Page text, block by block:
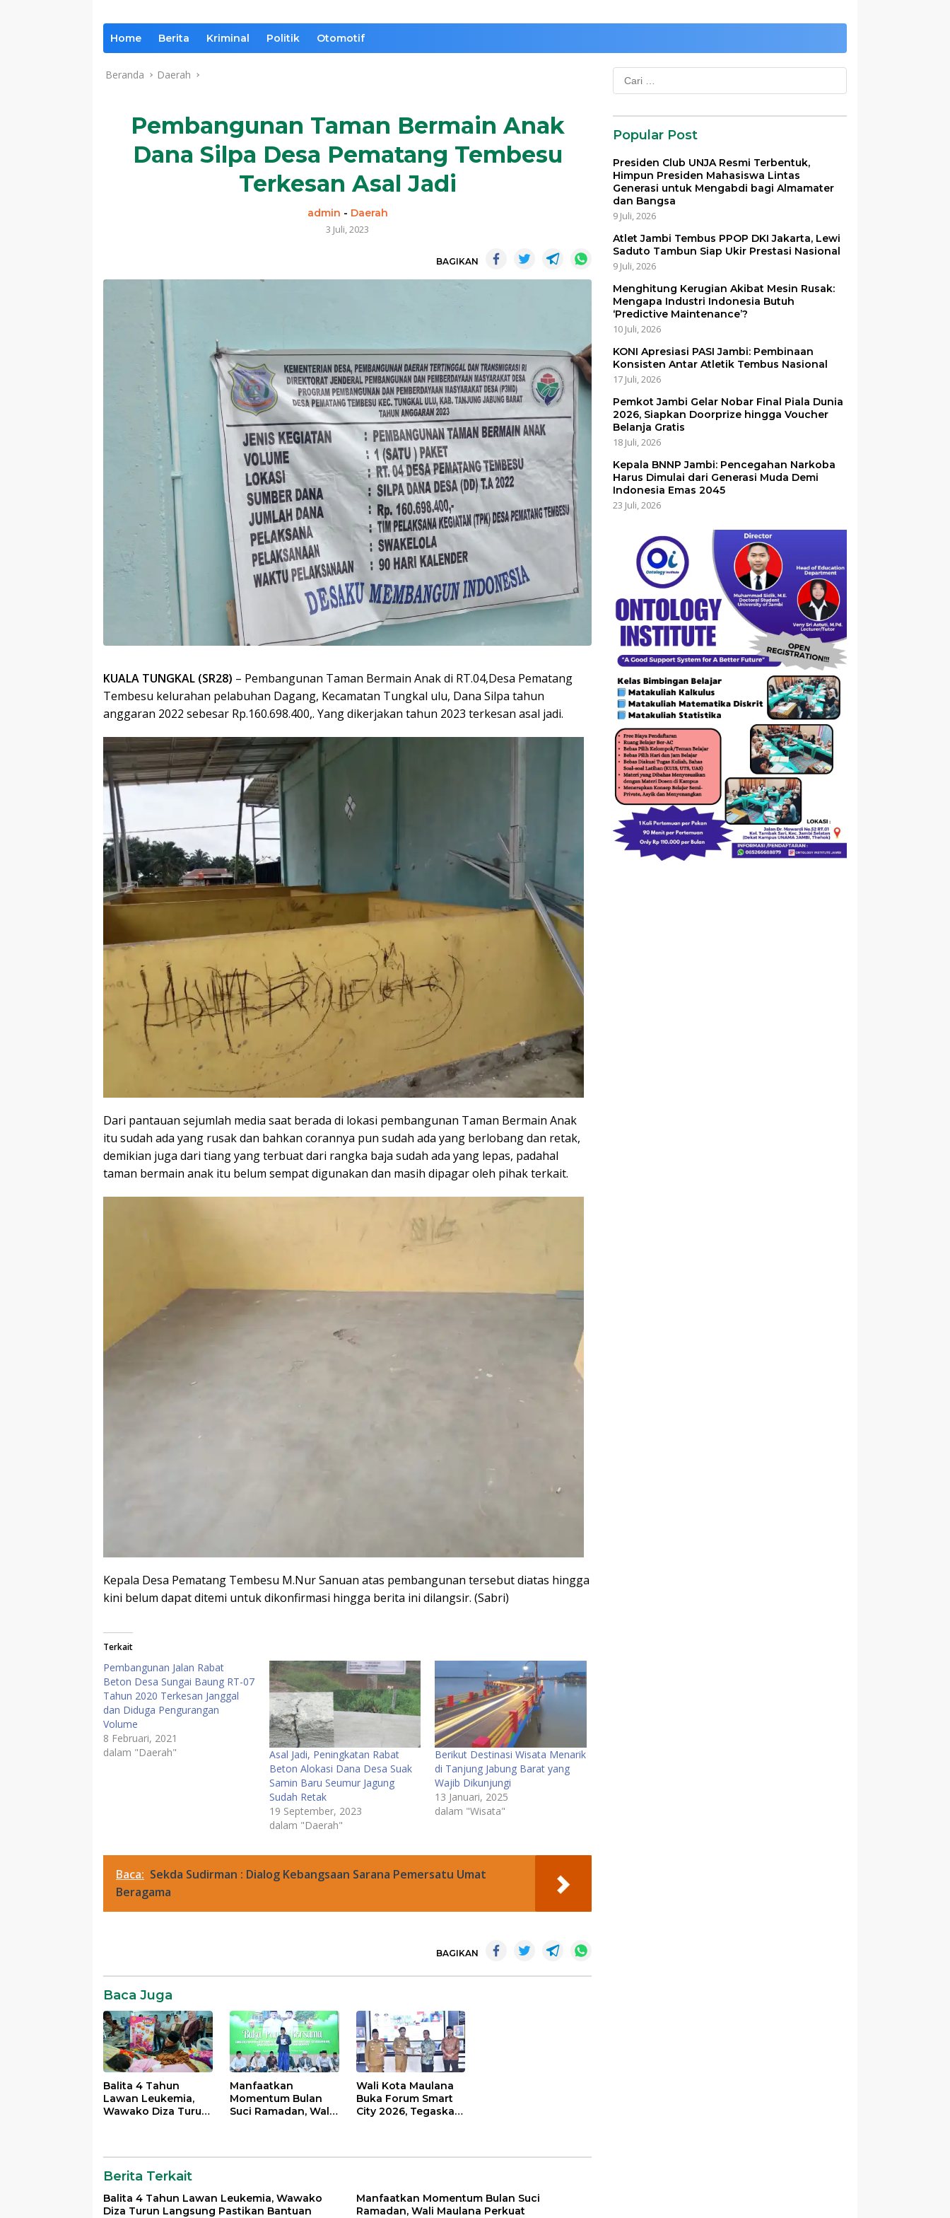
Home Berita Kriminal Politik Otomotif
Beranda Daerah
Pembangunan Taman Bermain Anak
Dana Silpa Desa Pematang Tembesu
Terkesan Asal Jadi
admin - Daerah
3 Juli, 2023
BAGIKAN
KUALA TUNGKAL (SR28) – Pembangunan Taman Bermain Anak di RT.04,Desa Pematang
Tembesu kelurahan pelabuhan Dagang, Kecamatan Tungkal ulu, Dana Silpa tahun
anggaran 2022 sebesar Rp.160.698.400,. Yang dikerjakan tahun 2023 terkesan asal jadi.
Dari pantauan sejumlah media saat berada di lokasi pembangunan Taman Bermain Anak
itu sudah ada yang rusak dan bahkan corannya pun sudah ada yang berlobang dan retak,
demikian juga dari tiang yang terbuat dari rangka baja sudah ada yang lepas, padahal
taman bermain anak itu belum sempat digunakan dan masih dipagar oleh pihak terkait.
Kepala Desa Pematang Tembesu M.Nur Sanuan atas pembangunan tersebut diatas hingga
kini belum dapat ditemi untuk dikonfirmasi hingga berita ini dilangsir. (Sabri)
Terkait
Pembangunan Jalan Rabat
Beton Desa Sungai Baung RT-07
Tahun 2020 Terkesan Janggal
dan Diduga Pengurangan
Volume
8 Februari, 2021
dalam "Daerah"
Asal Jadi, Peningkatan Rabat
Beton Alokasi Dana Desa Suak
Samin Baru Seumur Jagung
Sudah Retak
19 September, 2023
dalam "Daerah"
Berikut Destinasi Wisata Menarik
di Tanjung Jabung Barat yang
Wajib Dikunjungi
13 Januari, 2025
dalam "Wisata"
Baca: Sekda Sudirman : Dialog Kebangsaan Sarana Pemersatu Umat
Beragama
SR28
BAGIKAN
Baca Juga
Balita 4 Tahun
Lawan Leukemia,
Wawako Diza Turun
Manfaatkan
Momentum Bulan
Suci Ramadan, Wali
Masyarakat
Wali Kota Maulana
Buka Forum Smart
City 2026, Tegaskan
di Kota Jambi
Berita Terkait
Balita 4 Tahun Lawan Leukemia, Wawako
Diza Turun Langsung Pastikan Bantuan
Manfaatkan Momentum Bulan Suci
Ramadan, Wali Maulana Perkuat
Cari
untuk:
Popular Post
Presiden Club UNJA Resmi Terbentuk,
Himpun Presiden Mahasiswa Lintas
Generasi untuk Mengabdi bagi Almamater
dan Bangsa
9 Juli, 2026
Atlet Jambi Tembus PPOP DKI Jakarta, Lewi
Saduto Tambun Siap Ukir Prestasi Nasional
9 Juli, 2026
Menghitung Kerugian Akibat Mesin Rusak:
Mengapa Industri Indonesia Butuh
‘Predictive Maintenance’?
10 Juli, 2026
KONI Apresiasi PASI Jambi: Pembinaan
Konsisten Antar Atletik Tembus Nasional
17 Juli, 2026
Pemkot Jambi Gelar Nobar Final Piala Dunia
2026, Siapkan Doorprize hingga Voucher
Belanja Gratis
18 Juli, 2026
Kepala BNNP Jambi: Pencegahan Narkoba
Harus Dimulai dari Generasi Muda Demi
Indonesia Emas 2045
23 Juli, 2026